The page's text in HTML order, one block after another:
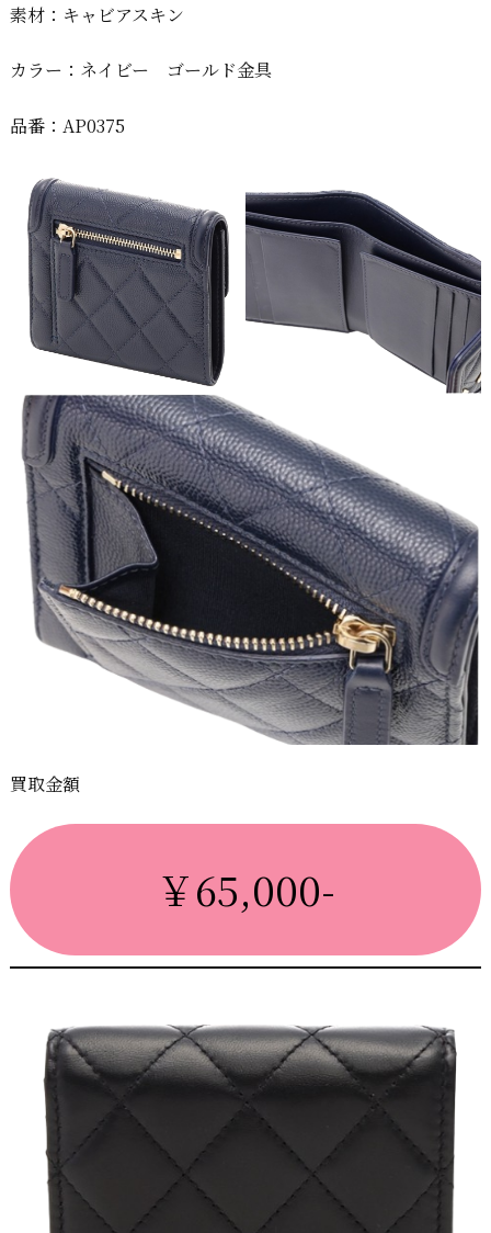
素材：キャビアスキン
カラー：ネイビー ゴールド金具
品番：AP0375
買取金額
￥65,000-